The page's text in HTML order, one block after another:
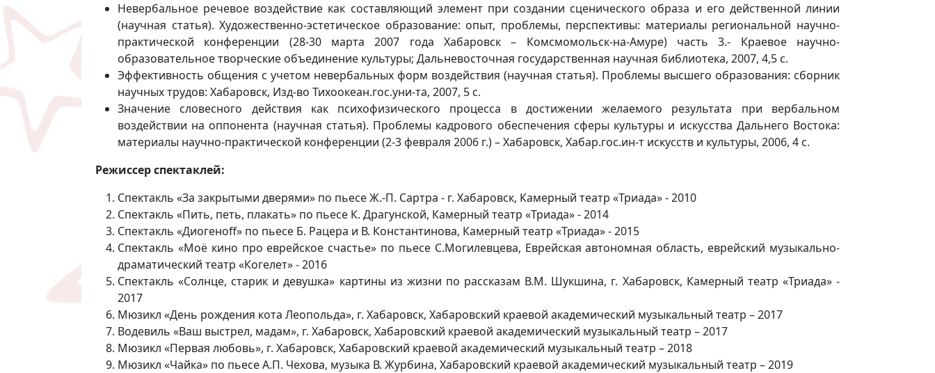
Невербальное речевое воздействие как составляющий элемент при создании сценического образа и его действенной линии
(научная статья). Художественно-эстетическое образование: опыт, проблемы, перспективы: материалы региональной научно-
практической конференции (28-30 марта 2007 года Хабаровск – Комсмомольск-на-Амуре) часть 3.- Краевое научно-
образовательное творческие объединение культуры; Дальневосточная государственная научная библиотека, 2007, 4,5 с.
Эффективность общения с учетом невербальных форм воздействия (научная статья). Проблемы высшего образования: сборник
научных трудов: Хабаровск, Изд-во Тихоокеан.гос.уни-та, 2007, 5 с.
Значение словесного действия как психофизического процесса в достижении желаемого результата при вербальном
воздействии на оппонента (научная статья). Проблемы кадрового обеспечения сферы культуры и искусства Дальнего Востока:
материалы научно-практической конференции (2-3 февраля 2006 г.) – Хабаровск, Хабар.гос.ин-т искусств и культуры, 2006, 4 с.
Режиссер спектаклей:
Спектакль «За закрытыми дверями» по пьесе Ж.-П. Сартра - г. Хабаровск, Камерный театр «Триада» - 2010
Спектакль «Пить, петь, плакать» по пьесе К. Драгунской, Камерный театр «Триада» - 2014
Спектакль «Диогеноff» по пьесе Б. Рацера и В. Константинова, Камерный театр «Триада» - 2015
Спектакль «Моё кино про еврейское счастье» по пьесе С.Могилевцева, Еврейская автономная область, еврейский музыкально-
драматический театр «Когелет» - 2016
Спектакль «Солнце, старик и девушка» картины из жизни по рассказам В.М. Шукшина, г. Хабаровск, Камерный театр «Триада» -
2017
Мюзикл «День рождения кота Леопольда», г. Хабаровск, Хабаровский краевой академический музыкальный театр – 2017
Водевиль «Ваш выстрел, мадам», г. Хабаровск, Хабаровский краевой академический музыкальный театр – 2017
Мюзикл «Первая любовь», г. Хабаровск, Хабаровский краевой академический музыкальный театр – 2018
Мюзикл «Чайка» по пьесе А.П. Чехова, музыка В. Журбина, Хабаровский краевой академический музыкальный театр – 2019